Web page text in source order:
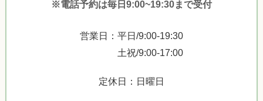
※電話予約は毎日9:00~19:30まで受付
営業日：平日/9:00-19:30
土祝/9:00-17:00
定休日：日曜日